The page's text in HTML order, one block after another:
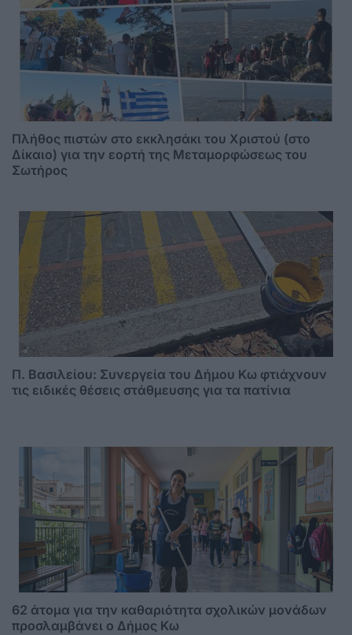
Πλήθος πιστών στο εκκλησάκι του Χριστού (στο
Δίκαιο) για την εορτή της Μεταμορφώσεως του
Σωτήρος
Π. Βασιλείου: Συνεργεία του Δήμου Κω φτιάχνουν
τις ειδικές θέσεις στάθμευσης για τα πατίνια
62 άτομα για την καθαριότητα σχολικών μονάδων
προσλαμβάνει ο Δήμος Κω